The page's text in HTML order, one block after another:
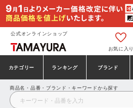
公式オンラインショップ
お気に入り
カテゴリー
安全靴・作業靴
ランキング
安全靴ランキング
ブランド
アシックス
建設・建築作業服
商品名・品番・ブランド・キーワードから探す